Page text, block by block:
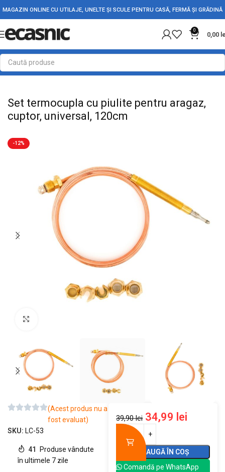
MAGAZIN ONLINE CU UTILAJE, UNELTE ȘI SCULE PENTRU CASĂ, FERMĂ ȘI GRĂDINĂ
0
0,00
Prima pagină Casă Accesorii si piese aragaz
Set termocupla cu piulite pentru aragaz,
cuptor, universal, 120cm
-12%
(Acest produs nu a
fost evaluat)
SKU: LC-53
41
Produse vândute
în ultimele 7 zile
39,90lei 34,99 lei
ADAUGĂ ÎN COȘ
Comandă pe WhatsApp